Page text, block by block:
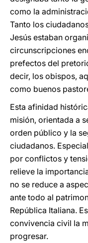
como la
Tanto los
Jesús estaban
circunscripciones
prefectos del
decir, los obispos,
como buenos
Esta afinidad
misión, orientada a
orden público y la
ciudadanos.
por conflictos y
relieve la
no se reduce a
ante todo al
República Italiana.
convivencia civil la
progresar.